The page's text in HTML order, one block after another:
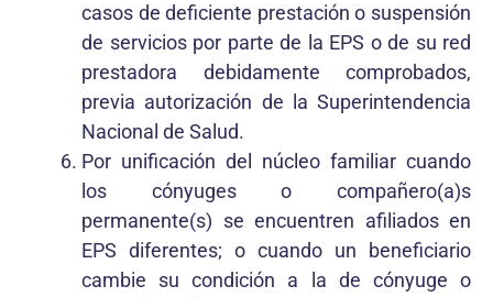
casos de deficiente prestación o suspensión
de servicios por parte de la EPS o de su red
prestadora debidamente comprobados,
previa autorización de la Superintendencia
Nacional de Salud.
Por unificación del núcleo familiar cuando
los cónyuges o compañero(a)s
permanente(s) se encuentren afiliados en
EPS diferentes; o cuando un beneficiario
cambie su condición a la de cónyuge o